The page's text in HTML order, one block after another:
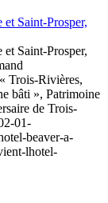
et Saint-Prosper,
et Saint-Prosper,
Trois-Rivières,
bâti », Patrimoine
de Trois-
01-
beaver-a-
lhotel-